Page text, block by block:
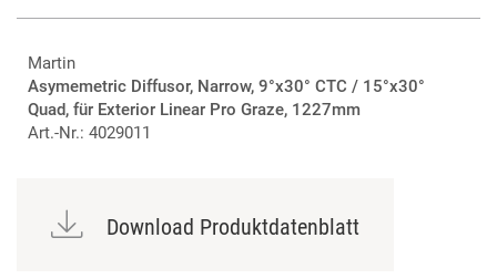
Martin
Asymemetric Diffusor, Narrow, 9°x30° CTC / 15°x30°
Quad, für Exterior Linear Pro Graze, 1227mm
Art.-Nr.: 4029011
Download Produktdatenblatt